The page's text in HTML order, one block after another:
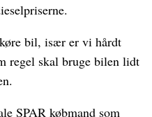
bil, især er vi hårdt
regel skal bruge bilen lidt
SPAR købmand som